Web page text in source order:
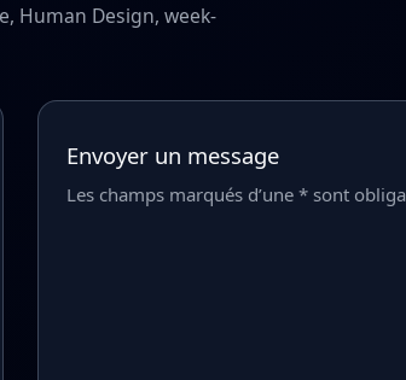
Human Design, week-
Envoyer un message
Les champs marqués d’une * sont